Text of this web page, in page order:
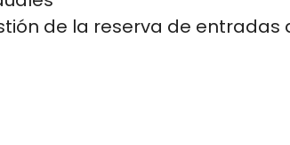
de la reserva de